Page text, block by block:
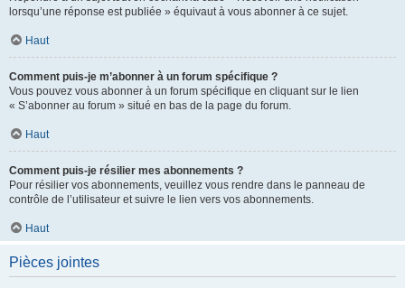
lorsqu’une réponse est publiée » équivaut à vous abonner à ce sujet.
Haut
Comment puis-je m’abonner à un forum spécifique ?
Vous pouvez vous abonner à un forum spécifique en cliquant sur le lien
« S’abonner au forum » situé en bas de la page du forum.
Haut
Comment puis-je résilier mes abonnements ?
Pour résilier vos abonnements, veuillez vous rendre dans le panneau de
contrôle de l’utilisateur et suivre le lien vers vos abonnements.
Haut
Pièces jointes